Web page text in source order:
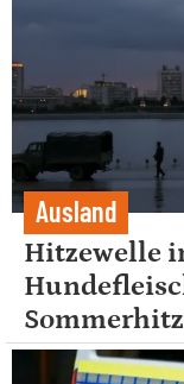
Ausland
Hitzewelle